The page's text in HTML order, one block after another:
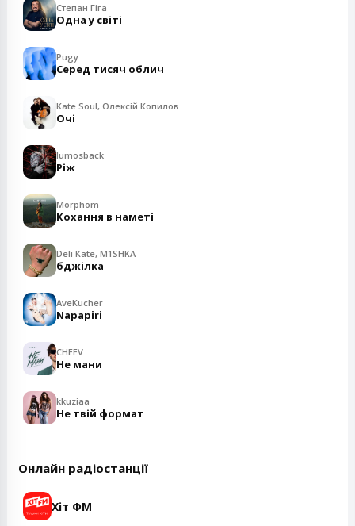
Степан Гіга
Одна у світі
Pugy
Серед тисяч облич
Kate Soul, Олексій Копилов
Очі
lumosback
Ріж
Morphom
Кохання в наметі
Deli Kate, M1SHKA
бджілка
AveKucher
Napapiri
CHEEV
Не мани
kkuziaa
Не твій формат
Онлайн радіостанції
Хіт ФМ